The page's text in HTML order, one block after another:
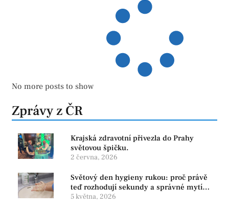
No more posts to show
Zprávy z ČR
Krajská zdravotní přivezla do Prahy
světovou špičku.
2 června, 2026
Světový den hygieny rukou: proč právě
teď rozhodují sekundy a správné mytí
rukou
5 května, 2026